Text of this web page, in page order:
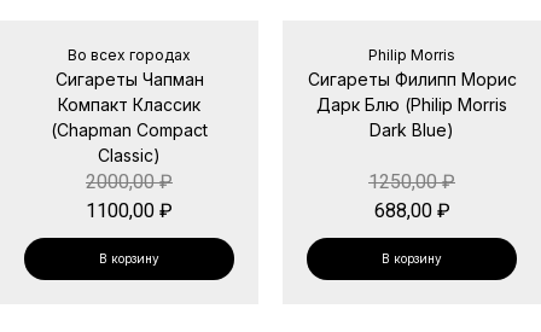
Во всех городах
Сигареты Чапман
Компакт Классик
(Chapman Compact
Classic)
2000,00₽
1100,00 ₽
В корзину
Philip Morris
Сигареты Филипп Морис
Дарк Блю (Philip Morris
Dark Blue)
1250,00₽
688,00 ₽
В корзину